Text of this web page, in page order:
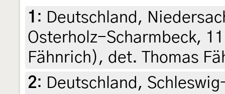
1 : Deutschland,
Osterholz-Scharmbeck,
Fähnrich), det. Thomas
2: Deutschland,